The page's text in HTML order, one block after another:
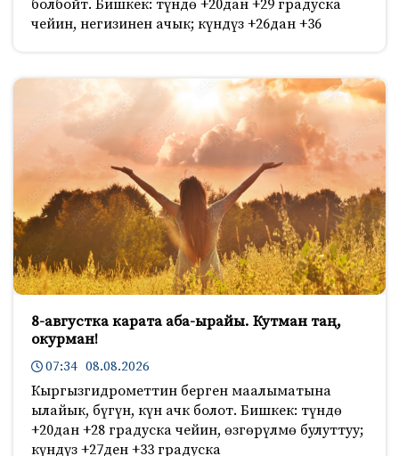
болбойт. Бишкек: түндө +20дан +29 градуска
чейин, негизинен ачык; күндүз +26дан +36
8-августка карата аба-ырайы. Кутман таң,
окурман!
07:34 08.08.2026
Кыргызгидрометтин берген маалыматына
ылайык, бүгүн, күн ачк болот. Бишкек: түндө
+20дан +28 градуска чейин, өзгөрүлмө булуттуу;
күндүз +27ден +33 градуска